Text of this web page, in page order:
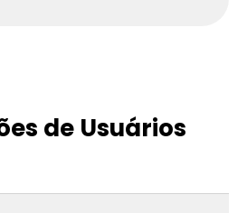
de Usuários